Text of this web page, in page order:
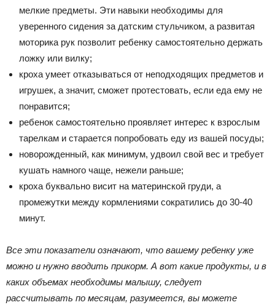
мелкие предметы. Эти навыки необходимы для
уверенного сидения за датским стульчиком, а развитая
моторика рук позволит ребенку самостоятельно держать
ложку или вилку;
кроха умеет отказываться от неподходящих предметов и
игрушек, а значит, сможет протестовать, если еда ему не
понравится;
ребенок самостоятельно проявляет интерес к взрослым
тарелкам и старается попробовать еду из вашей посуды;
новорожденный, как минимум, удвоил свой вес и требует
кушать намного чаще, нежели раньше;
кроха буквально висит на материнской груди, а
промежутки между кормлениями сократились до 30-40
минут.
Все эти показатели означают, что вашему ребенку уже
можно и нужно вводить прикорм. А вот какие продукты, и в
каких объемах необходимы малышу, следует
рассчитывать по месяцам, разумеется, вы можете